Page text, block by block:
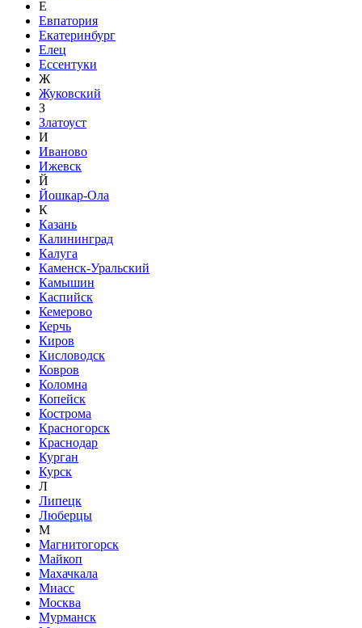
Е
Евпатория
Екатеринбург
Елец
Ессентуки
Ж
Жуковский
З
Златоуст
И
Иваново
Ижевск
Й
Йошкар-Ола
К
Казань
Калининград
Калуга
Каменск-Уральский
Камышин
Каспийск
Кемерово
Керчь
Киров
Кисловодск
Ковров
Коломна
Копейск
Кострома
Красногорск
Краснодар
Курган
Курск
Л
Липецк
Люберцы
М
Магнитогорск
Майкоп
Махачкала
Миасс
Москва
Мурманск